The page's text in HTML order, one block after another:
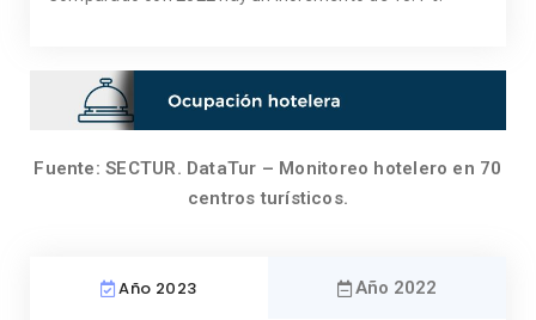
Fuente: SECTUR. DataTur – Monitoreo hotelero en 70
centros turísticos.
Año 2023 Año 2022